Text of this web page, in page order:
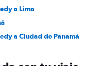
a Lima
a Ciudad de Panamá